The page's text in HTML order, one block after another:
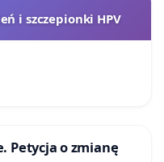
i szczepionki HPV
Petycja o zmianę